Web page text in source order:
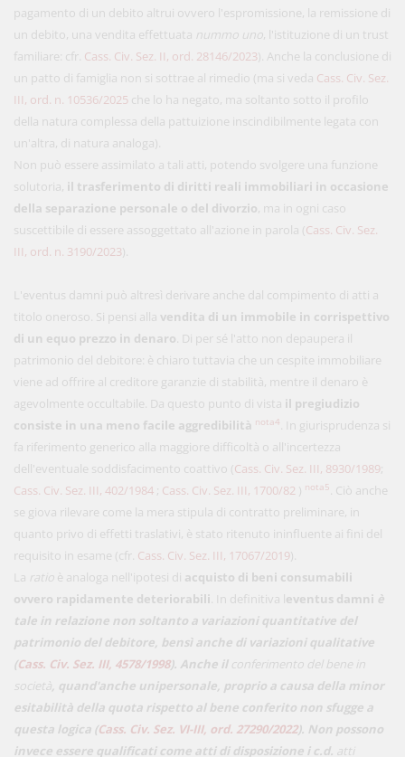
pagamento di un debito altrui ovvero l'espromissione, la remissione di
un debito, una vendita effettuata nummo uno, l'istituzione di un trust
familiare: cfr. Cass. Civ. Sez. II, ord. 28146/2023). Anche la conclusione di
un patto di famiglia non si sottrae al rimedio (ma si veda Cass. Civ. Sez.
III, ord. n. 10536/2025 che lo ha negato, ma soltanto sotto il profilo
della natura complessa della pattuizione inscindibilmente legata con
un'altra, di natura analoga).
Non può essere assimilato a tali atti, potendo svolgere una funzione
solutoria, il trasferimento di diritti reali immobiliari in occasione
della separazione personale o del divorzio, ma in ogni caso
suscettibile di essere assoggettato all'azione in parola (Cass. Civ. Sez.
III, ord. n. 3190/2023).
L'eventus damni può altresì derivare anche dal compimento di atti a
titolo oneroso. Si pensi alla vendita di un immobile in corrispettivo
di un equo prezzo in denaro . Di per sé l'atto non depaupera il
patrimonio del debitore: è chiaro tuttavia che un cespite immobiliare
viene ad offrire al creditore garanzie di stabilità, mentre il denaro è
agevolmente occultabile. Da questo punto di vista il pregiudizio
consiste in una meno facile aggredibilità nota4
. In giurisprudenza si
fa riferimento generico alla maggiore difficoltà o all'incertezza
dell'eventuale soddisfacimento coattivo (Cass. Civ. Sez. III, 8930/1989;
Cass. Civ. Sez. III, 402/1984 ; Cass. Civ. Sez. III, 1700/82 ) nota5
. Ciò anche
se giova rilevare come la mera stipula di contratto preliminare, in
quanto privo di effetti traslativi, è stato ritenuto ininfluente ai fini del
requisito in esame (cfr. Cass. Civ. Sez. III, 17067/2019).
La ratio è analoga nell'ipotesi di acquisto di beni consumabili
ovvero rapidamente deteriorabili . In definitiva leventus damni è
tale in relazione non soltanto a variazioni quantitative del
patrimonio del debitore, bensì anche di variazioni qualitative
(Cass. Civ. Sez. III, 4578/1998). Anche il conferimento del bene in
società, quand'anche unipersonale, proprio a causa della minor
esitabilità della quota rispetto al bene conferito non sfugge a
questa logica (Cass. Civ. Sez. VI-III, ord. 27290/2022). Non possono
invece essere qualificati come atti di disposizione i c.d. atti